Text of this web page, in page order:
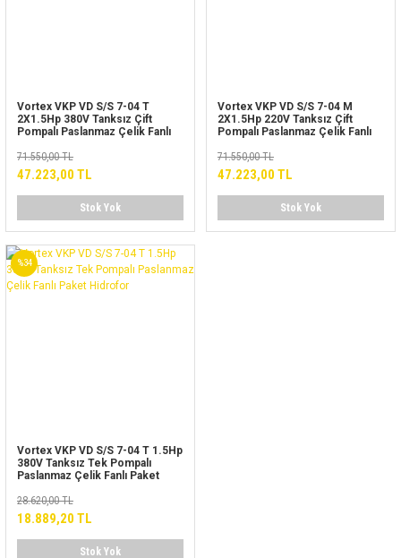
Vortex VKP VD S/S 7-04 T
2X1.5Hp 380V Tanksız Çift
Pompalı Paslanmaz Çelik Fanlı
71.550,00 TL
47.223,00 TL
Stok Yok
Vortex VKP VD S/S 7-04 M
2X1.5Hp 220V Tanksız Çift
Pompalı Paslanmaz Çelik Fanlı
71.550,00 TL
47.223,00 TL
Stok Yok
%34
Vortex VKP VD S/S 7-04 T 1.5Hp
380V Tanksız Tek Pompalı
Paslanmaz Çelik Fanlı Paket
28.620,00 TL
18.889,20 TL
Stok Yok